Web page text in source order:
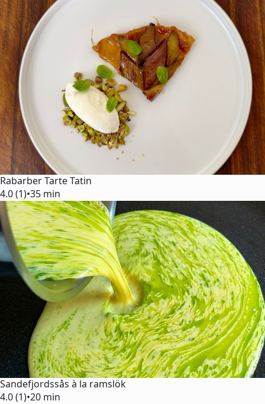
Rabarber Tarte Tatin
4.0 (1)•35 min
Sandefjordssås à la ramslök
4.0 (1)•20 min